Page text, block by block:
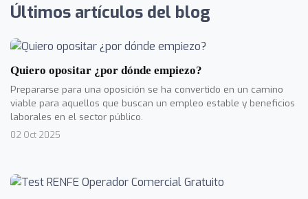
Últimos artículos del blog
Quiero opositar ¿por dónde empiezo?
Prepararse para una oposición se ha convertido en un camino
viable para aquellos que buscan un empleo estable y beneficios
laborales en el sector público.
02 Oct 2025